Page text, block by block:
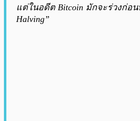
แต่ในอดีต Bitcoin มักจะร่วงก่อน
Halving”